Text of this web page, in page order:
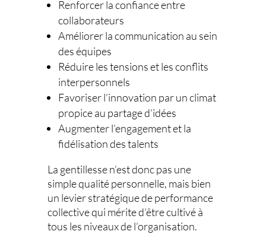
Renforcer la confiance entre
collaborateurs
Améliorer la communication au sein
des équipes
Réduire les tensions et les conflits
interpersonnels
Favoriser l’innovation par un climat
propice au partage d’idées
Augmenter l’engagement et la
fidélisation des talents
La gentillesse n’est donc pas une
simple qualité personnelle, mais bien
un levier stratégique de performance
collective qui mérite d’être cultivé à
tous les niveaux de l’organisation.